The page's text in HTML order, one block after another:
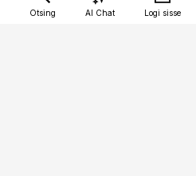
Otsing AI Chat Logi sisse